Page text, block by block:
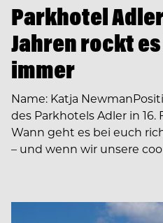
Parkhotel
Jahren rockt
immer
Name: Katja
des Parkhotels Adler in
Wann geht es bei euch
– und wenn wir unsere